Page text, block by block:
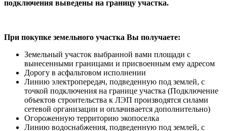
подключения выведены на границу участка.
При покупке земельного участка Вы получаете:
Земельный участок выбранной вами площади с
вынесенными границами и присвоенным ему адресом
Дорогу в асфальтовом исполнении
Линию электропередач, подведенную под землей, с
точкой подключения на границе участка (Подключение
объектов строительства к ЛЭП производятся силами
сетевой организации и оплачивается дополнительно)
Огороженную территорию экопоселка
Линию водоснабжения, подведенную под землей, с